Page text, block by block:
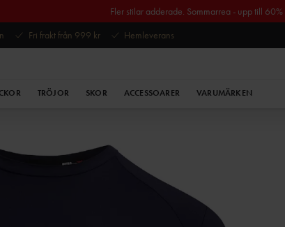
Fler stilar adderade. Sommarrea - upp till 60%
Fri frakt från 999 kr Hemleverans
TRÖJOR SKOR ACCESSOARER VARUMÄRKEN